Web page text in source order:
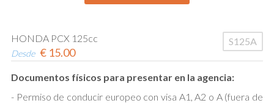
HONDA PCX 125cc S125A
Desde € 15.00
Documentos físicos para presentar en la agencia:
- Permiso de conducir europeo con visa A1, A2 o A (fuera de